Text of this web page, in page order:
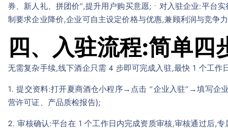
券、新人礼、拼团价”,提升用户购买意愿; • 对入驻企业:平台
制要求企业降价,企业可自主设定价格与优惠,兼顾利润与竞争力
四、入驻流程:简单四
无需复杂手续,线下酒企只需 4 步即可完成入驻,最快 1 个工作
1. 提交资料:打开夏商酒仓小程序→点击 “企业入驻”→填写企
营许可证、产品质检报告);
2. 审核确认:平台在 1 个工作日内完成资质审核,审核通过后,